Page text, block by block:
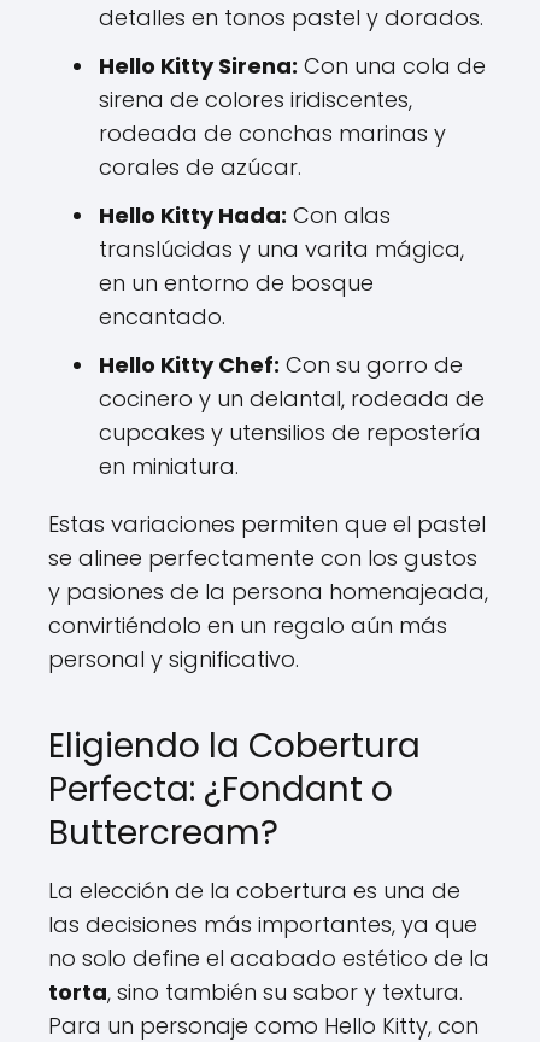
detalles en tonos pastel y dorados.
Hello Kitty Sirena: Con una cola de
sirena de colores iridiscentes,
rodeada de conchas marinas y
corales de azúcar.
Hello Kitty Hada: Con alas
translúcidas y una varita mágica,
en un entorno de bosque
encantado.
Hello Kitty Chef: Con su gorro de
cocinero y un delantal, rodeada de
cupcakes y utensilios de repostería
en miniatura.
Estas variaciones permiten que el pastel
se alinee perfectamente con los gustos
y pasiones de la persona homenajeada,
convirtiéndolo en un regalo aún más
personal y significativo.
Eligiendo la Cobertura
Perfecta: ¿Fondant o
Buttercream?
La elección de la cobertura es una de
las decisiones más importantes, ya que
no solo define el acabado estético de la
torta, sino también su sabor y textura.
Para un personaje como Hello Kitty, con